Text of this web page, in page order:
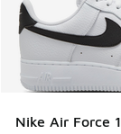
Nike Air Force